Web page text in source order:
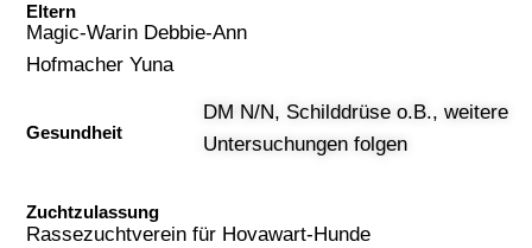
Eltern
Magic-Warin Debbie-Ann
Hofmacher Yuna
Gesundheit
DM N/N, Schilddrüse o.B., weitere
Untersuchungen folgen
Zuchtzulassung
Rassezuchtverein für Hovawart-Hunde